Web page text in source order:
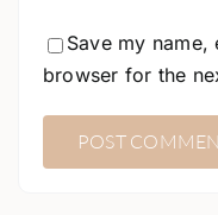
Save my
browser for the